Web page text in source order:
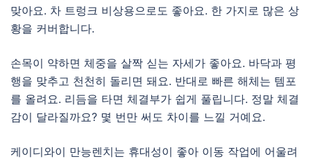
맞아요. 차 트렁크 비상용으로도 좋아요. 한 가지로 많은 상
황을 커버합니다.
손목이 약하면 체중을 살짝 싣는 자세가 좋아요. 바닥과 평
행을 맞추고 천천히 돌리면 돼요. 반대로 빠른 해체는 템포
를 올려요. 리듬을 타면 체결부가 쉽게 풀립니다. 정말 체결
감이 달라질까요? 몇 번만 써도 차이를 느낄 거예요.
케이디와이 만능렌치는 휴대성이 좋아 이동 작업에 어울려